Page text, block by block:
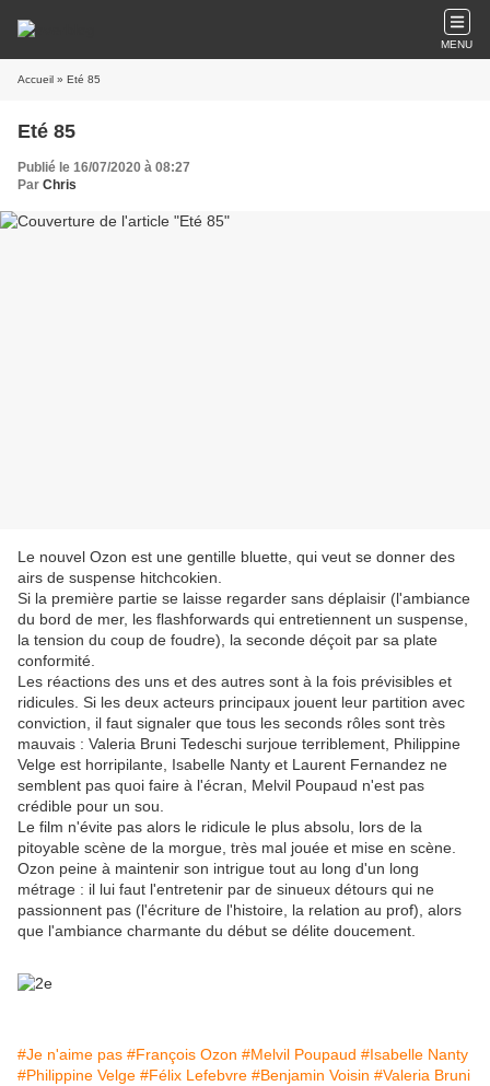
MENU
Accueil » Eté 85
Eté 85
Publié le 16/07/2020 à 08:27
Par Chris
Le nouvel Ozon est une gentille bluette, qui veut se donner des
airs de suspense hitchcokien.
Si la première partie se laisse regarder sans déplaisir (l'ambiance
du bord de mer, les flashforwards qui entretiennent un suspense,
la tension du coup de foudre), la seconde déçoit par sa plate
conformité.
Les réactions des uns et des autres sont à la fois prévisibles et
ridicules. Si les deux acteurs principaux jouent leur partition avec
conviction, il faut signaler que tous les seconds rôles sont très
mauvais : Valeria Bruni Tedeschi surjoue terriblement, Philippine
Velge est horripilante, Isabelle Nanty et Laurent Fernandez ne
semblent pas quoi faire à l'écran, Melvil Poupaud n'est pas
crédible pour un sou.
Le film n'évite pas alors le ridicule le plus absolu, lors de la
pitoyable scène de la morgue, très mal jouée et mise en scène.
Ozon peine à maintenir son intrigue tout au long d'un long
métrage : il lui faut l'entretenir par de sinueux détours qui ne
passionnent pas (l'écriture de l'histoire, la relation au prof), alors
que l'ambiance charmante du début se délite doucement.
#Je n'aime pas #François Ozon #Melvil Poupaud #Isabelle Nanty
#Philippine Velge #Félix Lefebvre #Benjamin Voisin #Valeria Bruni